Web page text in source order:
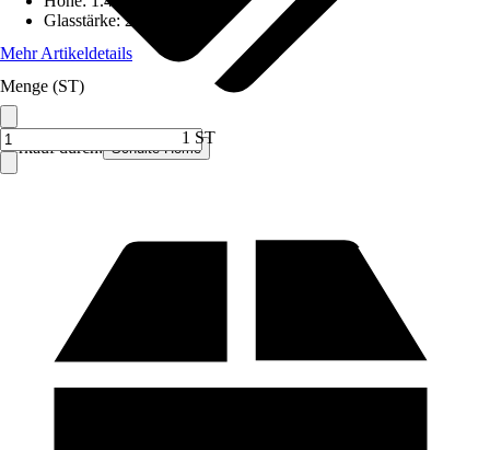
Verkauf durch: Schulte Home
Glasstärke:2,4 mm
Mehr Artikeldetails
Menge (ST)
1 ST